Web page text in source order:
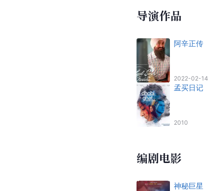
导演作品
阿辛正传
2022-02-14
孟买日记
2010
编剧电影
神秘巨星